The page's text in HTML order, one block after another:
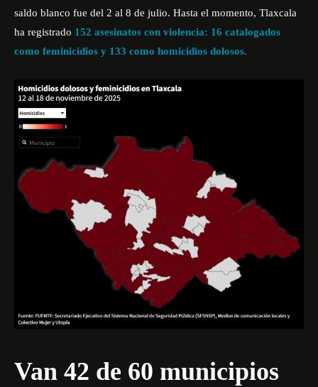
saldo blanco fue del 2 al 8 de julio. Hasta el momento, Tlaxcala
ha registrado 152 asesinatos con violencia: 16 catalogados
como feminicidios y 133 como homicidios dolosos.
Van 42 de 60 municipios